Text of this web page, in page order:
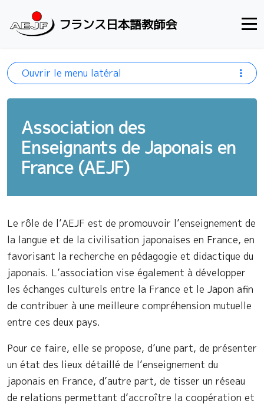
フランス日本語教師会
Association des
Enseignants de Japonais en
France (AEJF)
Le rôle de l’AEJF est de promouvoir l’enseignement de
la langue et de la civilisation japonaises en France, en
favorisant la recherche en pédagogie et didactique du
japonais. L’association vise également à développer
les échanges culturels entre la France et le Japon afin
de contribuer à une meilleure compréhension mutuelle
entre ces deux pays.
Pour ce faire, elle se propose, d’une part, de présenter
un état des lieux détaillé de l’enseignement du
japonais en France, d’autre part, de tisser un réseau
de relations permettant d’accroître la coopération et
Ouvrir le menu latéral